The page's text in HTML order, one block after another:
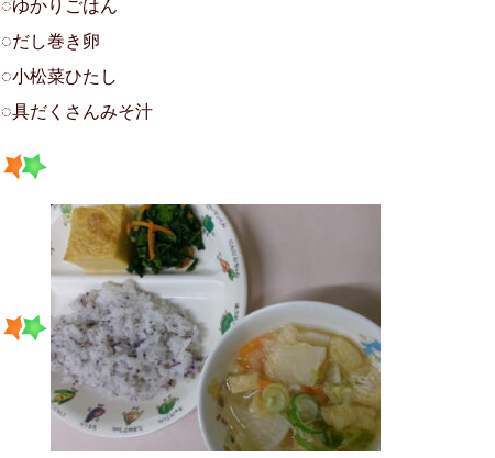
◌ゆかりごはん
◌だし巻き卵
◌小松菜ひたし
◌具だくさんみそ汁